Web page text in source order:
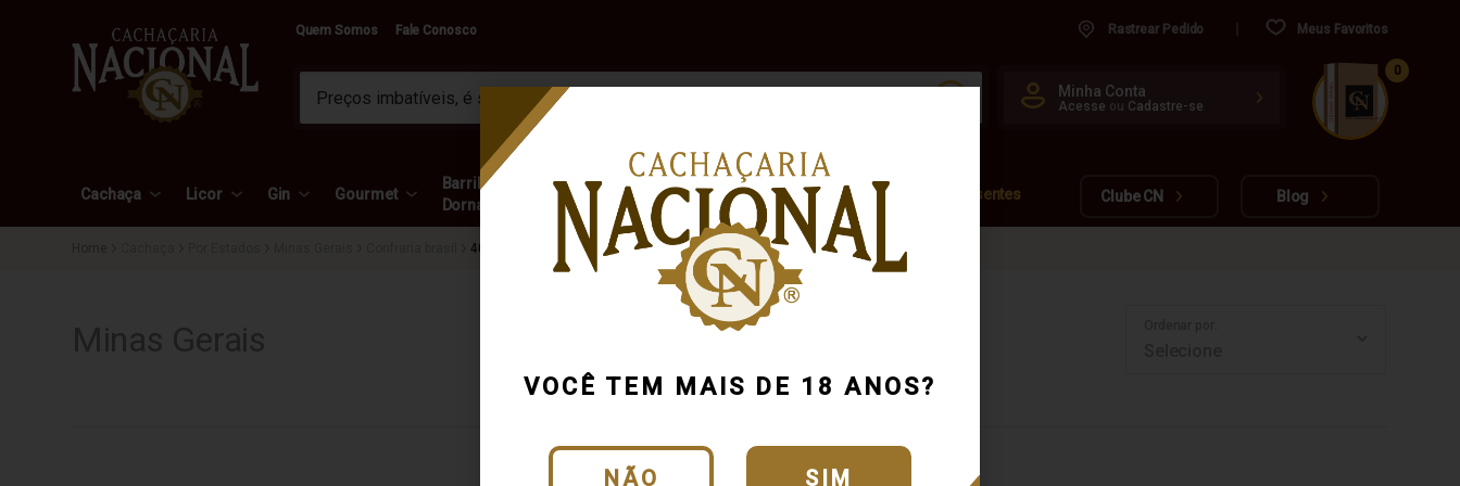
VOCÊ TEM MAIS DE 18 ANOS?
NÃO SIM
Quem Somos Fale Conosco Rastrear Pedido Meus Favoritos
Minha Conta
Acesse ou Cadastre-se
www.cachacarianacional.com.br
CUIDADO FRÁGIL
0
Cachaça Licor Gin Gourmet
Barril e
Dorna
Acessórios
Outras
Bebidas
Marcas Presentes Clube CN Blog
40%